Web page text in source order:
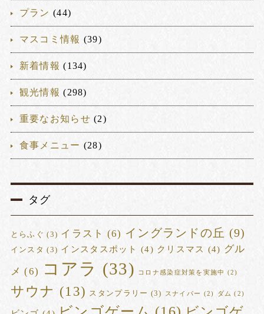
プラン (44)
マスコミ情報 (39)
新着情報 (134)
観光情報 (298)
重要なお知らせ (2)
食事メニュー (28)
タグ
とらふぐ (3) イラスト (6) イングランドの丘 (9)
インスタ (3) インスタスポット (4) クリスマス (4) グル
メ (6) コアラ (33) コロナ感染症対策を実施中 (2)
サウナ (13) スタンプラリー (3) スナイパー (2) ダム (2)